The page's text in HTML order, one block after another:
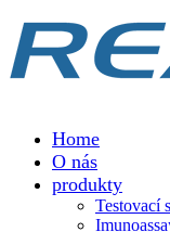
Home
O nás
produkty
Testovací